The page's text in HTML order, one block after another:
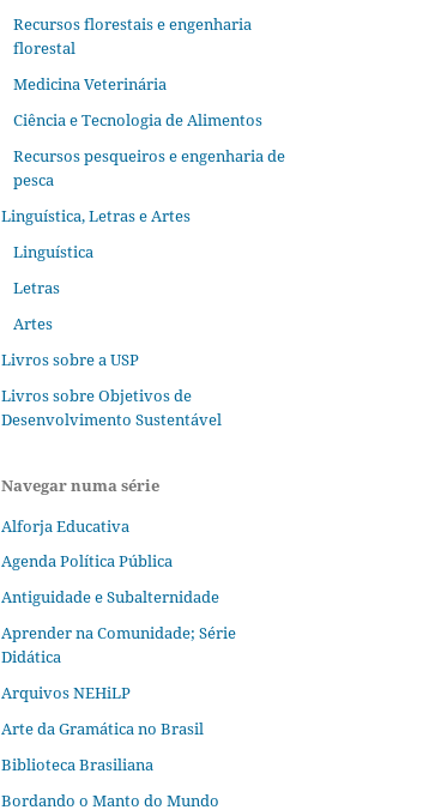
Recursos florestais e engenharia
florestal
Medicina Veterinária
Ciência e Tecnologia de Alimentos
Recursos pesqueiros e engenharia de
pesca
Linguística, Letras e Artes
Linguística
Letras
Artes
Livros sobre a USP
Livros sobre Objetivos de
Desenvolvimento Sustentável
Navegar numa série
Alforja Educativa
Agenda Política Pública
Antiguidade e Subalternidade
Aprender na Comunidade; Série
Didática
Arquivos NEHiLP
Arte da Gramática no Brasil
Biblioteca Brasiliana
Bordando o Manto do Mundo